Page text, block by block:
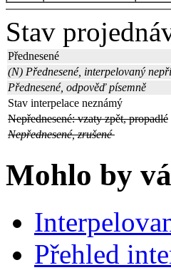
Stav
Přednesené
(N) Přednesené, interpelovaný
Přednesené, odpověď písemně
Stav interpelace neznámý
Nepřednesené: vzaty zpět, propadlé
Nepřednesené, zrušené
Mohlo by
Přehled